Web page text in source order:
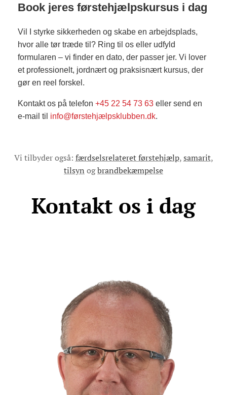
Book jeres førstehjælpskursus i dag
Vil I styrke sikkerheden og skabe en arbejdsplads,
hvor alle tør træde til? Ring til os eller udfyld
formularen – vi finder en dato, der passer jer. Vi lover
et professionelt, jordnært og praksisnært kursus, der
gør en reel forskel.
Kontakt os på telefon +45 22 54 73 63 eller send en
e-mail til info@førstehjælpsklubben.dk.
Vi tilbyder også: færdselsrelateret førstehjælp,samarit,
tilsyn ogbrandbekæmpelse
Kontakt os i dag